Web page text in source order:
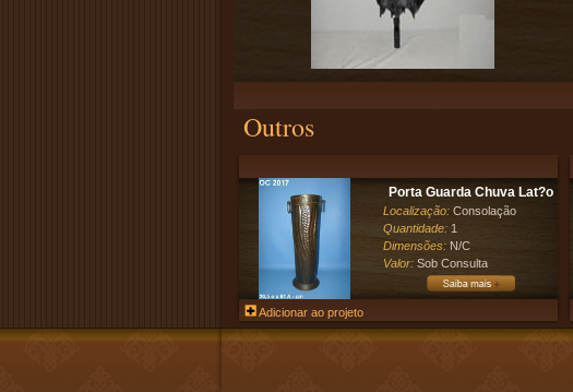
Outros
Porta Guarda Chuva Lat?o
Localização: Consolação
Quantidade: 1
Dimensões: N/C
Valor: Sob Consulta
Adicionar ao projeto